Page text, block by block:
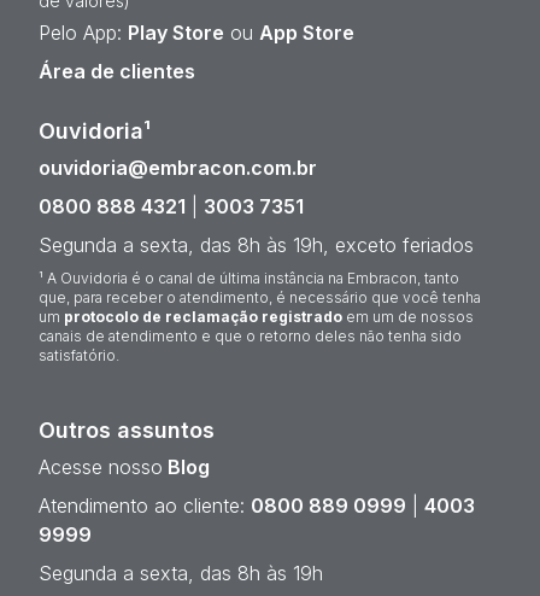
Pelo App: Play Store ou App Store
Área de clientes
Ouvidoria¹
ouvidoria@embracon.com.br
0800 888 4321
3003 7351
Segunda a sexta, das 8h às 19h, exceto feriados
¹ A Ouvidoria é o canal de última instância na Embracon, tanto
que, para receber o atendimento, é necessário que você tenha
um protocolo de reclamação registrado em um de nossos
canais de atendimento e que o retorno deles não tenha sido
satisfatório.
Outros assuntos
Acesse nosso Blog
Atendimento ao cliente: 0800 889 0999
4003
9999
Segunda a sexta, das 8h às 19h